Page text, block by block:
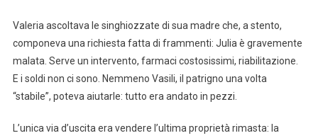
Valeria ascoltava le singhiozzate di sua madre che, a stento,
componeva una richiesta fatta di frammenti: Julia è gravemente
malata. Serve un intervento, farmaci costosissimi, riabilitazione.
E i soldi non ci sono. Nemmeno Vasili, il patrigno una volta
“stabile”, poteva aiutarle: tutto era andato in pezzi.
L’unica via d’uscita era vendere l’ultima proprietà rimasta: la